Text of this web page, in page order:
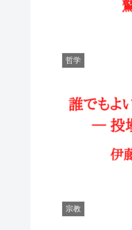
哲学
宗教